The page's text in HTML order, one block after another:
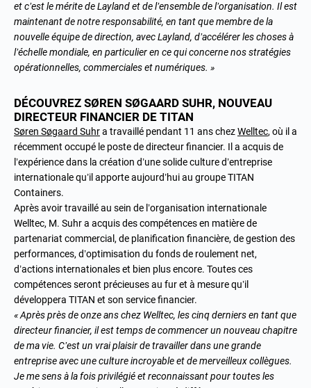
et c’est le mérite de Layland et de l’ensemble de l’organisation. Il est
maintenant de notre responsabilité, en tant que membre de la
nouvelle équipe de direction, avec Layland, d’accélérer les choses à
l’échelle mondiale, en particulier en ce qui concerne nos stratégies
opérationnelles, commerciales et numériques. »
DÉCOUVREZ SØREN SØGAARD SUHR, NOUVEAU
DIRECTEUR FINANCIER DE TITAN
Søren Søgaard Suhra travaillé pendant 11 ans chezWelltec, où il a
récemment occupé le poste de directeur financier. Il a acquis de
l’expérience dans la création d’une solide culture d’entreprise
internationale qu’il apporte aujourd’hui au groupe TITAN
Containers.
Après avoir travaillé au sein de l’organisation internationale
Welltec, M. Suhr a acquis des compétences en matière de
partenariat commercial, de planification financière, de gestion des
performances, d’optimisation du fonds de roulement net,
d’actions internationales et bien plus encore. Toutes ces
compétences seront précieuses au fur et à mesure qu’il
développera TITAN et son service financier.
« Après près de onze ans chez Welltec, les cinq derniers en tant que
directeur financier, il est temps de commencer un nouveau chapitre
de ma vie. C’est un vrai plaisir de travailler dans une grande
entreprise avec une culture incroyable et de merveilleux collègues.
Je me sens à la fois privilégié et reconnaissant pour toutes les